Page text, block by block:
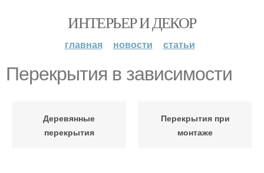
ИНТЕРЬЕР И ДЕКОР
главная новости статьи
Перекрытия в зависимости
Деревянные
перекрытия
Перекрытия при
монтаже